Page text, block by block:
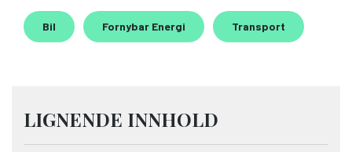
Bil Fornybar Energi Transport
LIGNENDE INNHOLD